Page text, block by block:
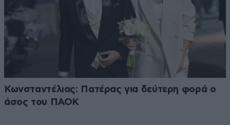
Κωνσταντέλιας: Πατέρας για δεύτερη φορά ο
άσος του ΠΑΟΚ